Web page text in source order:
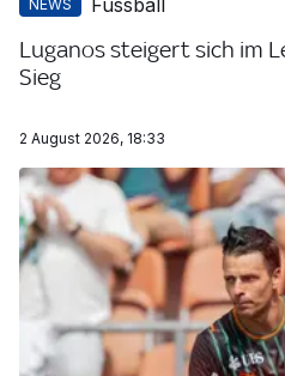
NEWS
Luganos steigert sich im
Sieg
2 August 2026, 18:33